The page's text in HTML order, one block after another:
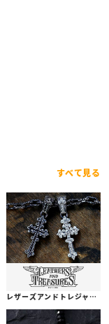
すべて見る
レザーズアンドトレジャーズ